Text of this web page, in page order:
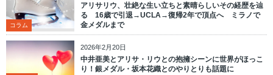
コラム
アリサリウ、壮絶な生い立ちと素晴らしいその経歴を辿
る 16歳で引退→UCLA→復帰2年で頂点へ ミラノで
金メダルまで
2026年2月20日
中井亜美とアリサ・リウとの抱擁シーンに世界がほっこ
り！銀メダル・坂本花織とのやりとりも話題に